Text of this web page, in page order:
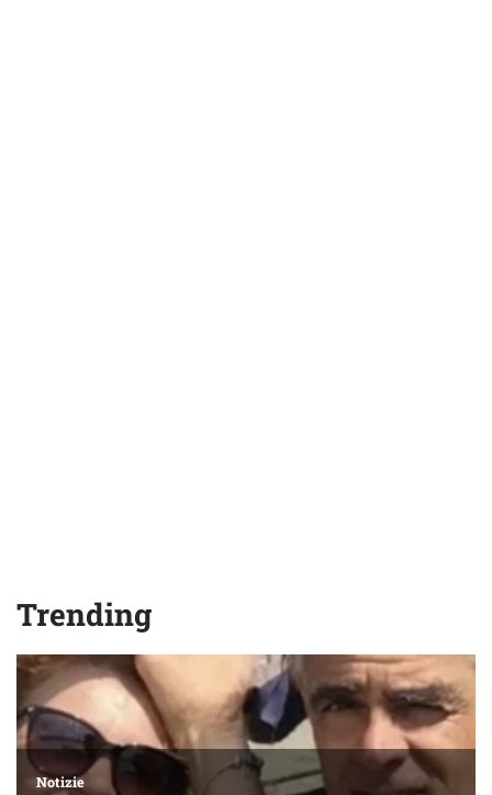
Trending